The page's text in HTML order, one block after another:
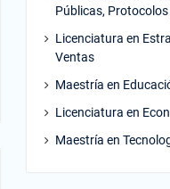
Públicas,
Licenciatura en
Ventas
Maestría en
Licenciatura en
Maestría en